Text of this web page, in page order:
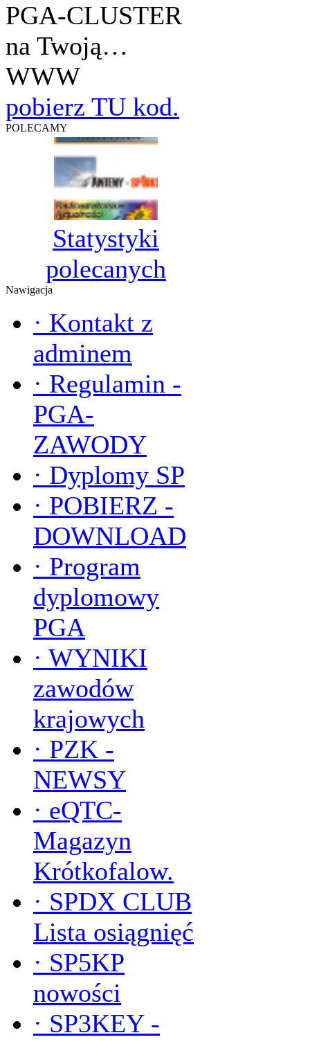
PGA-CLUSTER
na Twoją…
WWW
pobierz TU kod.
POLECAMY
Statystyki
polecanych
Nawigacja
· Kontakt z
adminem
· Regulamin -
PGA-
ZAWODY
· Dyplomy SP
· POBIERZ -
DOWNLOAD
· Program
dyplomowy
PGA
· WYNIKI
zawodów
krajowych
· PZK -
NEWSY
· eQTC-
Magazyn
Krótkofalow.
· SPDX CLUB
Lista osiągnięć
· SP5KP
nowości
· SP3KEY -